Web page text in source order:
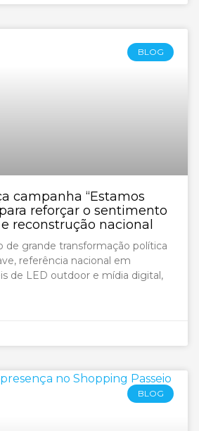
BLOG
campanha “Estamos
reforçar o sentimento
reconstrução nacional
grande transformação política
referência nacional em
de LED outdoor e mídia digital,
BLOG